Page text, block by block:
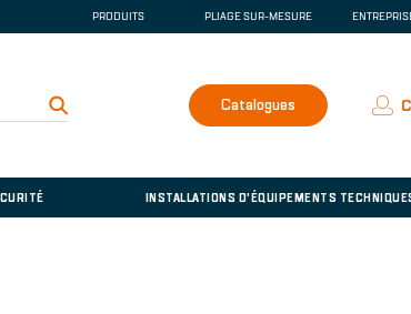
PRODUITS
FAÇADE ET PLIAGE
SÉCURITÉ
PLIAGE SUR-MESURE
Catalogues
INSTALLATIONS D'ÉQUIPEMENTS